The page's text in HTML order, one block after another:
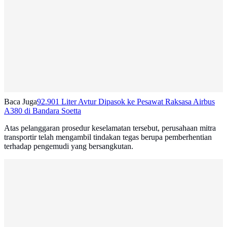
Baca Juga92.901 Liter Avtur Dipasok ke Pesawat Raksasa Airbus
A380 di Bandara Soetta
Atas pelanggaran prosedur keselamatan tersebut, perusahaan mitra
transportir telah mengambil tindakan tegas berupa pemberhentian
terhadap pengemudi yang bersangkutan.